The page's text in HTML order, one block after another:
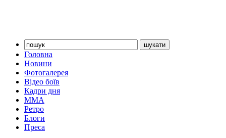
Головна
Новини
Фотогалерея
Відео боїв
Кадри дня
ММА
Ретро
Блоги
Преса